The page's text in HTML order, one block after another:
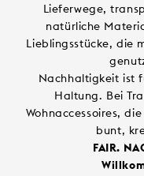
Lieferwege,
natürliche
Lieblingsstücke, die
Nachhaltigkeit ist
Haltung. Bei
Wohnaccessoires,
bunt,
FAIR.